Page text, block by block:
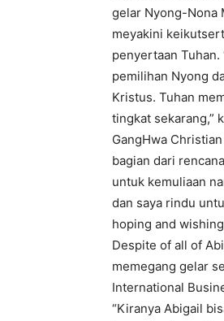
gelar Nyong-Nona
meyakini
penyertaan
pemilihan Nyong
Kristus. Tuhan
tingkat sekarang,”
GangHwa
bagian dari
untuk kemuliaan
dan saya rindu
hoping and
Despite of all of
memegang gelar
International
“Kiranya Abigail